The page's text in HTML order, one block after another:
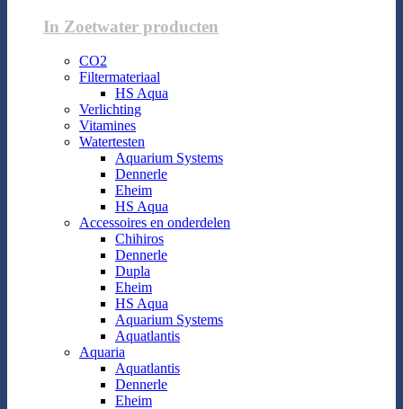
In Zoetwater producten
CO2
Filtermateriaal
HS Aqua
Verlichting
Vitamines
Watertesten
Aquarium Systems
Dennerle
Eheim
HS Aqua
Accessoires en onderdelen
Chihiros
Dennerle
Dupla
Eheim
HS Aqua
Aquarium Systems
Aquatlantis
Aquaria
Aquatlantis
Dennerle
Eheim